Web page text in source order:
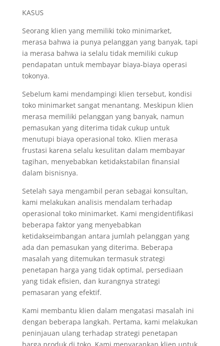
KASUS
Seorang klien yang memiliki toko minimarket,
merasa bahwa ia punya pelanggan yang banyak, tapi
ia merasa bahwa ia selalu tidak memiliki cukup
pendapatan untuk membayar biaya-biaya operasi
tokonya.
Sebelum kami mendampingi klien tersebut, kondisi
toko minimarket sangat menantang. Meskipun klien
merasa memiliki pelanggan yang banyak, namun
pemasukan yang diterima tidak cukup untuk
menutupi biaya operasional toko. Klien merasa
frustasi karena selalu kesulitan dalam membayar
tagihan, menyebabkan ketidakstabilan finansial
dalam bisnisnya.
Setelah saya mengambil peran sebagai konsultan,
kami melakukan analisis mendalam terhadap
operasional toko minimarket. Kami mengidentifikasi
beberapa faktor yang menyebabkan
ketidakseimbangan antara jumlah pelanggan yang
ada dan pemasukan yang diterima. Beberapa
masalah yang ditemukan termasuk strategi
penetapan harga yang tidak optimal, persediaan
yang tidak efisien, dan kurangnya strategi
pemasaran yang efektif.
Kami membantu klien dalam mengatasi masalah ini
dengan beberapa langkah. Pertama, kami melakukan
peninjauan ulang terhadap strategi penetapan